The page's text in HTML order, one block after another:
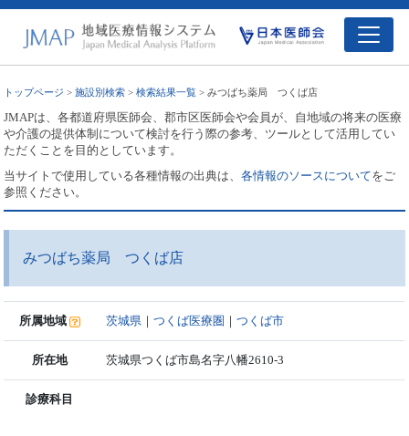
トップページ >施設別検索 >検索結果一覧 > みつばち薬局 つくば店
JMAPは、各都道府県医師会、郡市区医師会や会員が、自地域の将来の医療
や介護の提供体制について検討を行う際の参考、ツールとして活用してい
ただくことを目的としています。
当サイトで使用している各種情報の出典は、各情報のソースについてをご
参照ください。
みつばち薬局 つくば店
所属地域 茨城県 ｜つくば医療圏 ｜つくば市
所在地 茨城県つくば市島名字八幡2610-3
診療科目